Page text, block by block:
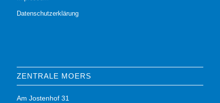
Datenschutzerklärung
ZENTRALE MOERS
Am Jostenhof 31